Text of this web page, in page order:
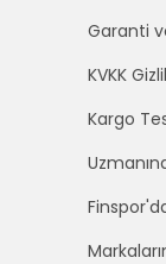
Garanti
KVKK
Kargo